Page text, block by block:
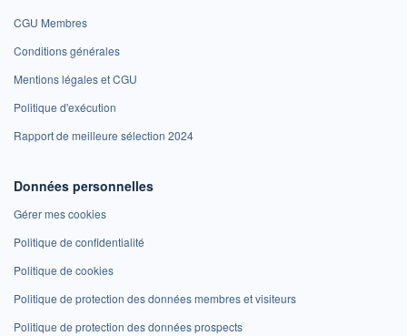
CGU Membres
Conditions générales
Mentions légales et CGU
Politique d'exécution
Rapport de meilleure sélection 2024
Données personnelles
Gérer mes cookies
Politique de confidentialité
Politique de cookies
Politique de protection des données membres et visiteurs
Politique de protection des données prospects